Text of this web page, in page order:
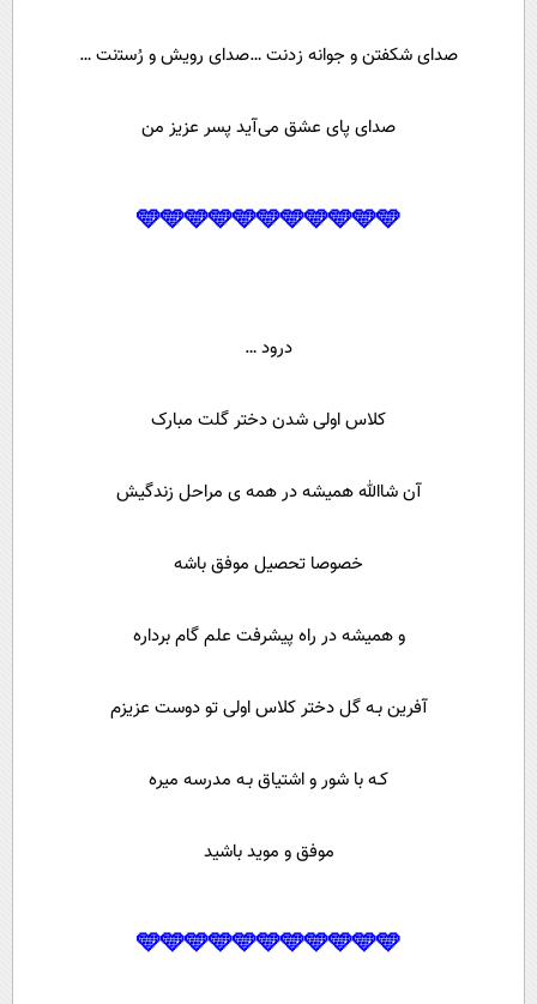
ﺻﺪﺍﯼ ﺷﮑﻔﺘﻦ و ﺟﻮﺍﻧﻪ ﺯﺩنت …ﺻﺪﺍﯼ ﺭﻭﯾﺶ ﻭ ﺭُﺳﺘنت …
صدای پای عشق می‌آید پسر عزیز من
🩵🩵🩵🩵🩵🩵🩵🩵🩵🩵🩵
درود …
کلاس اولی شدن دختر گلت مبارک
آن شاالله همیشه در همه ی مراحل زندگیش
خصوصا تحصیل موفق باشه
و همیشه در راه پیشرفت علم گام برداره
آفرین بـه گل دختر کلاس اولی تو دوست عزیزم
کـه با شور و اشتیاق بـه مدرسه میره
موفق و موید باشید
🩵🩵🩵🩵🩵🩵🩵🩵🩵🩵🩵